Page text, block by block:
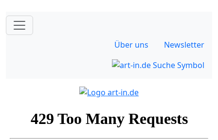
Über uns Newsletter